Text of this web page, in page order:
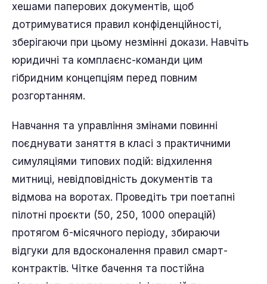
хешами паперових документів, щоб
дотримуватися правил конфіденційності,
зберігаючи при цьому незмінні докази. Навчіть
юридичні та комплаєнс-команди цим
гібридним концепціям перед повним
розгортанням.
Навчання та управління змінами повинні
поєднувати заняття в класі з практичними
симуляціями типових подій: відхилення
митниці, невідповідність документів та
відмова на воротах. Проведіть три поетапні
пілотні проєкти (50, 250, 1000 операцій)
протягом 6-місячного періоду, збираючи
відгуки для вдосконалення правил смарт-
контрактів. Чітке бачення та постійна